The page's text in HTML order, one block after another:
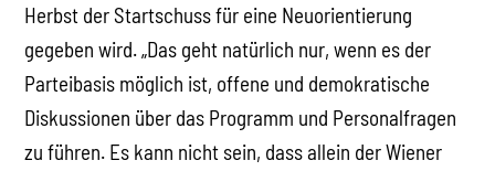
Herbst der Startschuss für eine Neuorientierung
gegeben wird. „Das geht natürlich nur, wenn es der
Parteibasis möglich ist, offene und demokratische
Diskussionen über das Programm und Personalfragen
zu führen. Es kann nicht sein, dass allein der Wiener